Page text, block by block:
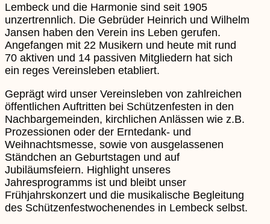
Lembeck und die Harmonie sind seit 1905
unzertrennlich. Die Gebrüder Heinrich und Wilhelm
Jansen haben den Verein ins Leben gerufen.
Angefangen mit 22 Musikern und heute mit rund
70 aktiven und 14 passiven Mitgliedern hat sich
ein reges Vereinsleben etabliert.
Geprägt wird unser Vereinsleben von zahlreichen
öffentlichen Auftritten bei Schützenfesten in den
Nachbargemeinden, kirchlichen Anlässen wie z.B.
Prozessionen oder der Erntedank- und
Weihnachtsmesse, sowie von ausgelassenen
Ständchen an Geburtstagen und auf
Jubiläumsfeiern. Highlight unseres
Jahresprogramms ist und bleibt unser
Frühjahrskonzert und die musikalische Begleitung
des Schützenfestwochenendes in Lembeck selbst.